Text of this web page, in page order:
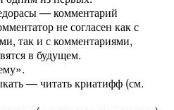
— комментарий
не согласен как с
так и с комментариями,
в будущем.
— читать криатифф (см.